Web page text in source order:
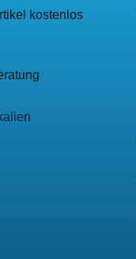
kostenlos